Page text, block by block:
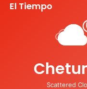
El Tiempo
Scattered